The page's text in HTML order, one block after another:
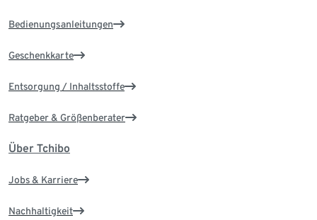
Bedienungsanleitungen
Geschenkkarte
Entsorgung / Inhaltsstoffe
Ratgeber & Größenberater
Über Tchibo
Jobs & Karriere
Nachhaltigkeit